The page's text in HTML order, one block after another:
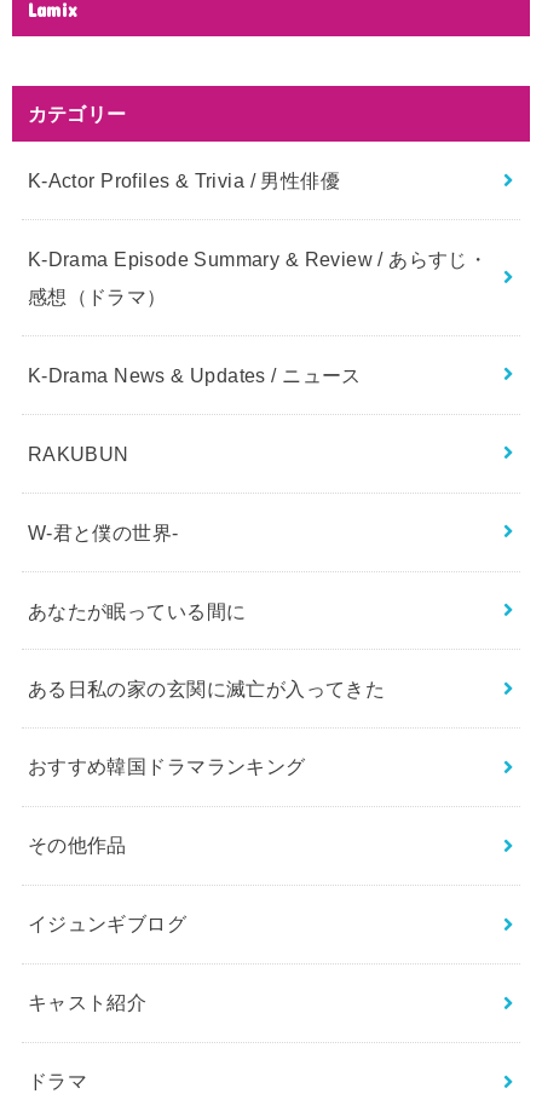
Lamix
カテゴリー
K-Actor Profiles & Trivia / 男性俳優
K-Drama Episode Summary & Review / あらすじ・
感想（ドラマ）
K-Drama News & Updates / ニュース
RAKUBUN
W-君と僕の世界-
あなたが眠っている間に
ある日私の家の玄関に滅亡が入ってきた
おすすめ韓国ドラマランキング
その他作品
イジュンギブログ
キャスト紹介
ドラマ